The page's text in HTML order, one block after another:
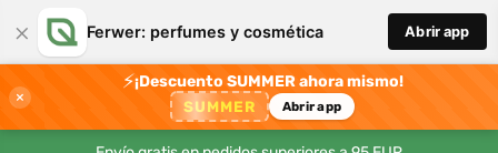
× Ferwer: perfumes y cosmética Abrir app
×
⚡¡Descuento SUMMER ahora mismo!
SUMMER Abrir app